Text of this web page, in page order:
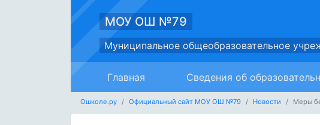
МОУ ОШ №79
Муниципальное общеобразовательное
Главная Сведения об
Ошколе.ру Официальный сайт МОУ ОШ №79 Новости Меры